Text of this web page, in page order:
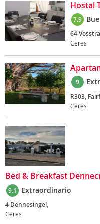
Hostal
7.9
64
Ceres
9
R303,
Ceres
Bed & Breakfast
9.1 Extraordinario
4 Dennesingel,
Ceres